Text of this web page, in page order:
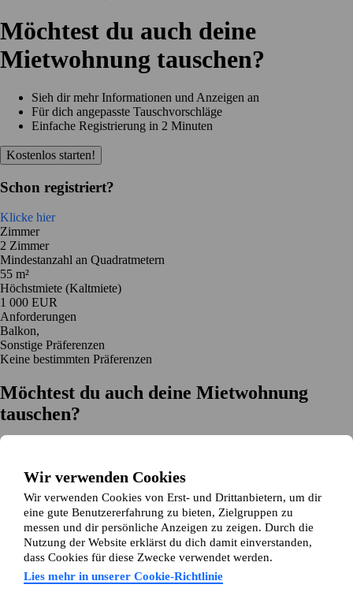
Wir verwenden Cookies
Wir verwenden Cookies von Erst- und Drittanbietern, um dir
eine gute Benutzererfahrung zu bieten, Zielgruppen zu
messen und dir persönliche Anzeigen zu zeigen. Durch die
Nutzung der Website erklärst du dich damit einverstanden,
dass Cookies für diese Zwecke verwendet werden.
Lies mehr in unserer Cookie-Richtlinie
Möchtest du auch deine
Mietwohnung tauschen?
Sieh dir mehr Informationen und Anzeigen an
Für dich angepasste Tauschvorschläge
Einfache Registrierung in 2 Minuten
Kostenlos starten!
Schon registriert?
Klicke hier
Zimmer
2 Zimmer
Mindestanzahl an Quadratmetern
55 m²
Höchstmiete (Kaltmiete)
1 000 EUR
Anforderungen
Balkon,
Sonstige Präferenzen
Keine bestimmten Präferenzen
Möchtest du auch deine Mietwohnung
tauschen?
Einfache Registrierung in 2 Minuten
Jetzt gratis loslegen
Loslegen
Jetzt gratis loslegen Anzeigen suchenAnmelden
Mehr lesen
Neuigkeiten und Tipps
Über Wohnungsswap.de